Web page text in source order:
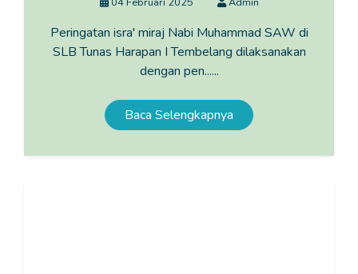
Peringatan isra' miraj Nabi Muhammad SAW di
SLB Tunas Harapan I Tembelang dilaksanakan
dengan pen......
Baca Selengkapnya